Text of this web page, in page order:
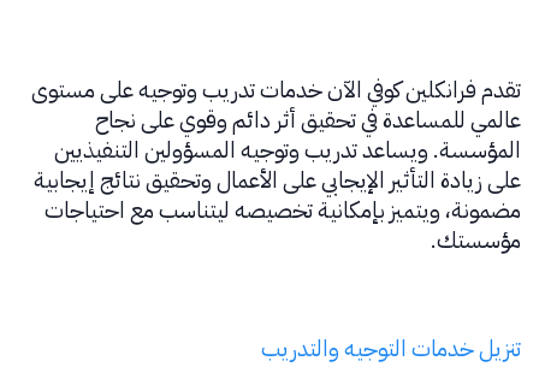
تقدم فرانكلين كوفي الآن خدمات تدريب وتوجيه على مستوى
عالمي للمساعدة في تحقيق أثر دائم وقوي على نجاح
المؤسسة. ويساعد تدريب وتوجيه المسؤولين التنفيذيين
على زيادة التأثير الإيجابي على الأعمال وتحقيق نتائج إيجابية
مضمونة، ويتميز بإمكانية تخصيصه ليتناسب مع احتياجات
مؤسستك.
تنزيل خدمات التوجيه والتدريب